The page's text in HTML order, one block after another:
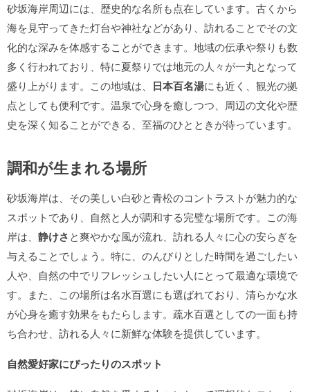
砂坂海岸周辺には、歴史的な名所も点在しています。古くから
海を見守ってきた灯台や神社などがあり、訪れることでその文
化的な深みを体感することができます。地域の伝承や祭りも数
多く行われており、特に夏祭りでは地元の人々が一丸となって
盛り上がります。この地域は、 日本百名湯にも近く、観光の拠
点としても便利です。温泉で心身を癒しつつ、周辺の文化や歴
史を深く知ることができる、至福のひとときが待っています。
調和が生まれる場所
砂坂海岸は、その美しい白砂と青松のコントラストが魅力的な
スポットであり、自然と人が調和する完璧な場所です。この海
岸は、 静けさと爽やかな風が流れ、訪れる人々に心の安らぎを
与えることでしょう。特に、のんびりとした時間を過ごしたい
人や、自然の中でリフレッシュしたい人にとって最適な環境で
す。また、この場所は名水百選にも選ばれており、清らかな水
が心身を癒す効果をもたらします。疏水百選としての一面も持
ち合わせ、訪れる人々に新鮮な体験を提供しています。
自然愛好家にぴったりのスポット